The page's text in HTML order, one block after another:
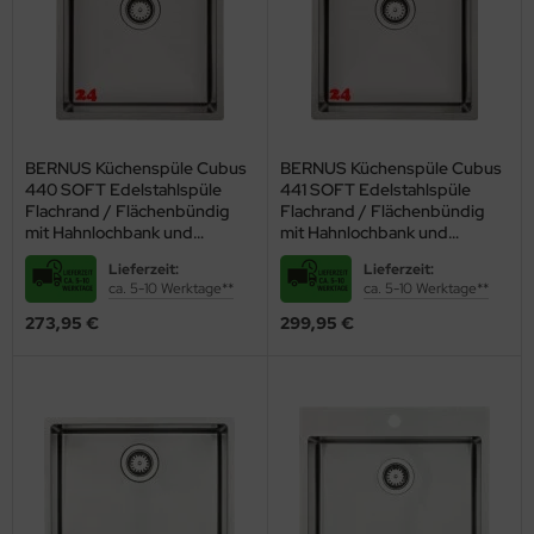
eine besondere Vielfalt - mit Sicherheit ist die passende
Außerdem können Sie zwischen einer schlichten Einbauspüle aus
nützliche Ausstattung:
zwei Hahnlöcher
Drehexcenter zum bequemen Öffnen und Schließen des
Abflusses
patentierter INTEGRAL-Ablauf gegen Ablagerungen und
Bakterien
integrierte Resteschale
Kinderleichter
Einbau und
BERNUS Küchenspüle Cubus
440 SOFT Edelstahlspüle
Flachrand / Flächenbündig
mit Hahnlochbank und
Siebkorb als Stopfenventil
Lieferzeit:
ca. 5-10 Werktage**
273,95 €
BERNUS Küchenspüle Cubus
441 SOFT Edelstahlspüle
Flachrand / Flächenbündig
mit Hahnlochbank und
Siebkorb als Drehknopfventil
Lieferzeit:
ca. 5-10 Werktage**
299,95 €